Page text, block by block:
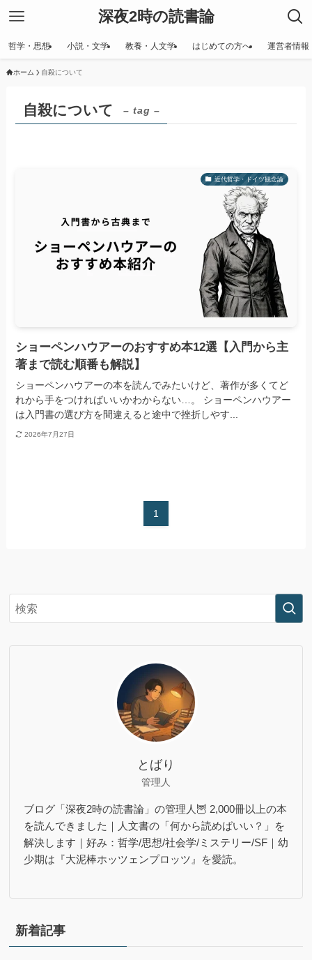
深夜2時の読書論
哲学・思想 小説・文学 教養・人文学 はじめての方へ 運営者情報
ホーム 自殺について
自殺について – tag –
近代哲学・ドイツ観念論
ショーペンハウアーのおすすめ本12選【入門から主
著まで読む順番も解説】
ショーペンハウアーの本を読んでみたいけど、著作が多くてど
れから手をつければいいかわからない…。 ショーペンハウアー
は入門書の選び方を間違えると途中で挫折しやす...
2026年7月27日
1
とばり
管理人
ブログ「深夜2時の読書論」の管理人🦉 2,000冊以上の本
を読んできました｜人文書の「何から読めばいい？」を
解決します｜好み：哲学/思想/社会学/ミステリー/SF｜幼
少期は『大泥棒ホッツェンプロッツ』を愛読。
新着記事